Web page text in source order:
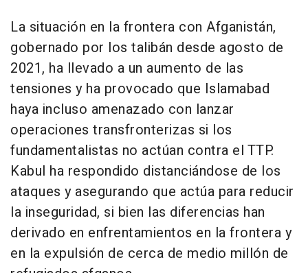
La situación en la frontera con Afganistán,
gobernado por los talibán desde agosto de
2021, ha llevado a un aumento de las
tensiones y ha provocado que Islamabad
haya incluso amenazado con lanzar
operaciones transfronterizas si los
fundamentalistas no actúan contra el TTP.
Kabul ha respondido distanciándose de los
ataques y asegurando que actúa para reducir
la inseguridad, si bien las diferencias han
derivado en enfrentamientos en la frontera y
en la expulsión de cerca de medio millón de